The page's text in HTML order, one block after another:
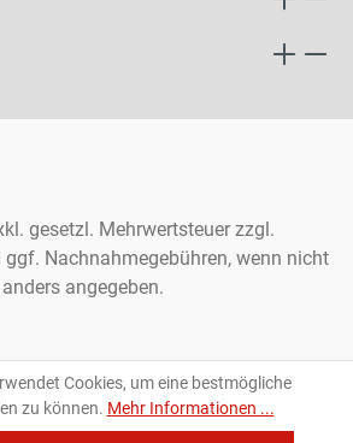
gesetzl. Mehrwertsteuer zzgl.
ggf. Nachnahmegebühren, wenn nicht
anders angegeben.
Cookies, um eine bestmögliche
zu können. Mehr Informationen ...